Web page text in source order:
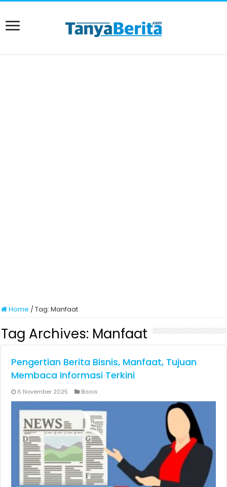
Home /Tag:Manfaat
Tag Archives: Manfaat
Pengertian Berita Bisnis, Manfaat, Tujuan
Membaca Informasi Terkini
6 November 2025 Bisnis